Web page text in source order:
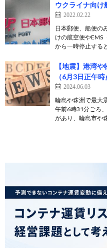
ウクライナ向け
2022.02.22
日本郵便、船便の
けの航空便やEMS
から一時停止する
【地震】港湾
（6月3日正午時
2024.06.03
輪島や珠洲で最大
午前6時31分ごろ
があり、輪島市や